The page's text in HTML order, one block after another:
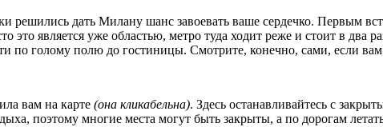
решились дать Милану шанс завоевать ваше сердечко. Первым
это является уже областью, метро туда ходит реже и стоит в
по голому полю до гостиницы. Смотрите, конечно, сами, если
вам на карте (она кликабельна). Здесь останавливайтесь с
поэтому многие места могут быть закрыты, а по дорогам